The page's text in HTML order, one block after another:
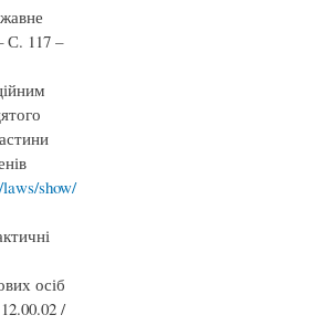
С. 117 –
show/
осіб
/